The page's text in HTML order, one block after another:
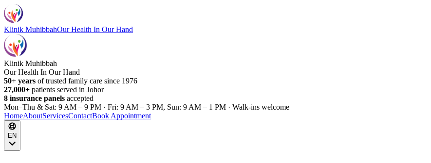
Klinik MuhibbahOur Health In Our Hand
Klinik Muhibbah
Our Health In Our Hand
50+ years of trusted family care since 1976
27,000+ patients served in Johor
8 insurance panels accepted
Mon–Thu & Sat: 9 AM – 9 PM · Fri: 9 AM – 3 PM, Sun: 9 AM – 1 PM · Walk-ins welcome
HomeAboutServicesContactBook Appointment
EN